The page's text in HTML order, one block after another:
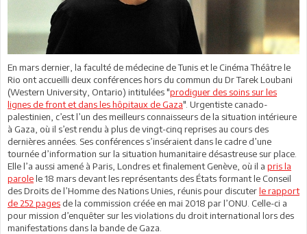
En mars dernier, la faculté de médecine de Tunis et le Cinéma Théâtre le
Rio ont accueilli deux conférences hors du commun du Dr Tarek Loubani
(Western University, Ontario) intitulées "prodiguer des soins sur les
lignes de front et dans les hôpitaux de Gaza". Urgentiste canado-
palestinien, c’est l’un des meilleurs connaisseurs de la situation intérieure
à Gaza, où il s’est rendu à plus de vingt-cinq reprises au cours des
dernières années. Ses conférences s’inséraient dans le cadre d’une
tournée d’information sur la situation humanitaire désastreuse sur place.
Elle l’a aussi amené à Paris, Londres et finalement Genève, où il a pris la
parolele 18 mars devant les représentants des États formant le Conseil
des Droits de l’Homme des Nations Unies, réunis pour discuterle rapport
de 252 pages de la commission créée en mai 2018 par l’ONU. Celle-ci a
pour mission d’enquêter sur les violations du droit international lors des
manifestations dans la bande de Gaza.